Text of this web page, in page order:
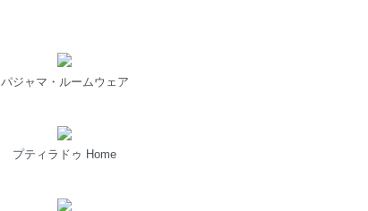
パジャマ・ルームウェア
プティラドゥ Home